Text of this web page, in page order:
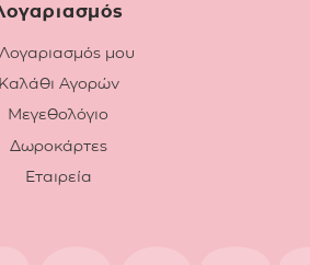
μου
Καλάθι Αγορών
Μεγεθολόγιο
Δωροκάρτες
Εταιρεία